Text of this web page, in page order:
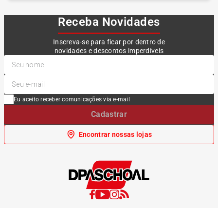
Receba Novidades
Inscreva-se para ficar por dentro de
novidades e descontos imperdíveis
Eu aceito receber comunicações via e-mail
Cadastrar
Encontrar nossas lojas